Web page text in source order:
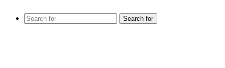
Search for